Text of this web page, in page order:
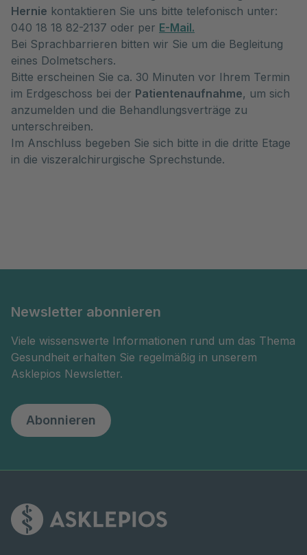
Hernie kontaktieren Sie uns bitte telefonisch unter:
040 18 18 82-2137 oder per E-Mail.
Bei Sprachbarrieren bitten wir Sie um die Begleitung
eines Dolmetschers.
Bitte erscheinen Sie ca. 30 Minuten vor Ihrem Termin
im Erdgeschoss bei der Patientenaufnahme, um sich
anzumelden und die Behandlungsverträge zu
unterschreiben.
Im Anschluss begeben Sie sich bitte in die dritte Etage
in die viszeralchirurgische Sprechstunde.
Newsletter abonnieren
Viele wissenswerte Informationen rund um das Thema
Gesundheit erhalten Sie regelmäßig in unserem
Asklepios Newsletter.
Abonnieren